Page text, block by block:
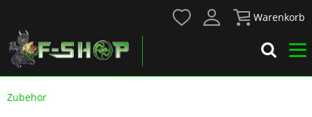
Warenkorb
Zubehör